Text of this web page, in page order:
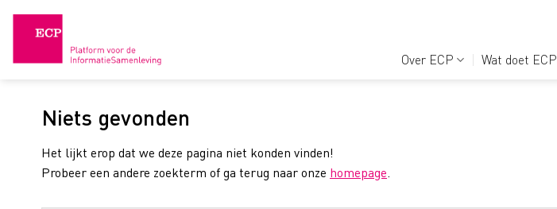
Over ECP Wat doet ECP
Niets gevonden
Het lijkt erop dat we deze pagina niet konden vinden!
Probeer een andere zoekterm of ga terug naar onze homepage